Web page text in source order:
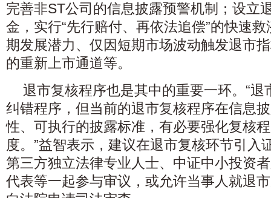
完善非ST公司的信息披露预警机制；设立
金，实行“先行赔付、再依法追偿”的快速
期发展潜力、仅因短期市场波动触发退市
的重新上市通道等。
退市复核程序也是其中的重要一环。“
纠错程序，但当前的退市复核程序在信息
性、可执行的披露标准，有必要强化复核
度。”益智表示，建议在退市复核环节引入
第三方独立法律专业人士、中证中小投资
代表等一起参与审议，或允许当事人就退